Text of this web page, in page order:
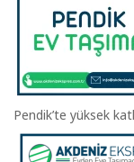
Pendik’te yüksek